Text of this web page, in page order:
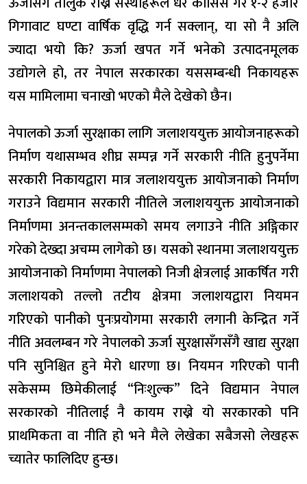
गिगावाट घण्टा वार्षिक वृद्धि गर्न सक्लान्, या सो नै अलि
ज्यादा भयो कि? ऊर्जा खपत गर्ने भनेको उत्पादनमूलक
उद्योगले हो, तर नेपाल सरकारका यससम्बन्धी निकायहरू
यस मामिलामा चनाखो भएको मैले देखेको छैन।
नेपालको ऊर्जा सुरक्षाका लागि जलाशययुक्त आयोजनाहरूको
निर्माण यथासम्भव शीघ्र सम्पन्न गर्ने सरकारी नीति हुनुपर्नेमा
सरकारी निकायद्वारा मात्र जलाशययुक्त आयोजनाको निर्माण
गराउने विद्यमान सरकारी नीतिले जलाशययुक्त आयोजनाको
निर्माणमा अनन्तकालसम्मको समय लगाउने नीति अङ्गिकार
गरेको देख्दा अचम्म लागेको छ। यसको स्थानमा जलाशययुक्त
आयोजनाको निर्माणमा नेपालको निजी क्षेत्रलाई आकर्षित गरी
जलाशयको तल्लो तटीय क्षेत्रमा जलाशयद्वारा नियमन
गरिएको पानीको पुनःप्रयोगमा सरकारी लगानी केन्द्रित गर्ने
नीति अवलम्बन गरे नेपालको ऊर्जा सुरक्षासँगसँगै खाद्य सुरक्षा
पनि सुनिश्चित हुने मेरो धारणा छ। नियमन गरिएको पानी
सकेसम्म छिमेकीलाई “निःशुल्क” दिने विद्यमान नेपाल
सरकारको नीतिलाई नै कायम राख्ने यो सरकारको पनि
प्राथमिकता वा नीति हो भने मैले लेखेका सबैजसो लेखहरू
च्यातेर फालिदिए हुन्छ।